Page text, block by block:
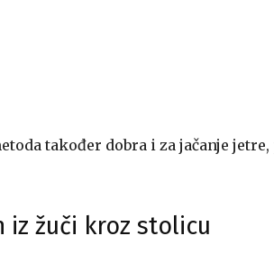
također dobra i za jačanje
iz žuči kroz stolicu